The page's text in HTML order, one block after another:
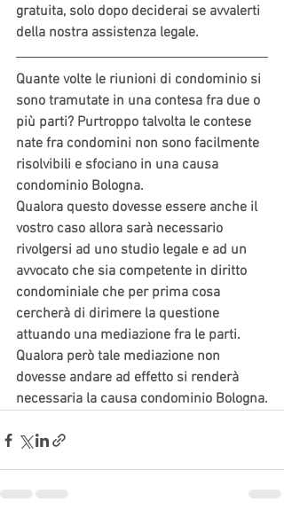
gratuita, solo dopo deciderai se avvalerti
della nostra assistenza legale.
Quante volte le riunioni di condominio si
sono tramutate in una contesa fra due o
più parti? Purtroppo talvolta le contese
nate fra condomini non sono facilmente
risolvibili e sfociano in una causa
condominio Bologna.
Qualora questo dovesse essere anche il
vostro caso allora sarà necessario
rivolgersi ad uno studio legale e ad un
avvocato che sia competente in diritto
condominiale che per prima cosa
cercherà di dirimere la questione
attuando una mediazione fra le parti.
Qualora però tale mediazione non
dovesse andare ad effetto si renderà
necessaria la causa condominio Bologna.